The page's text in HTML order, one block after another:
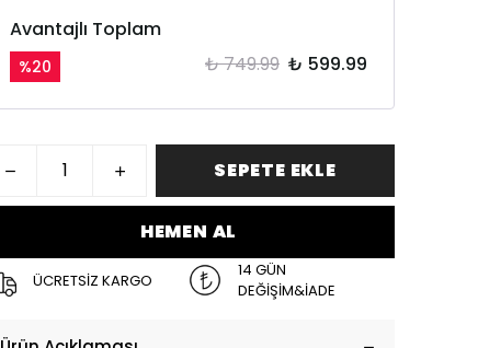
Avantajlı Toplam
%20 ₺ 749.99 ₺ 599.99
SEPETE EKLE
HEMEN AL
ÜCRETSİZ KARGO
14 GÜN
DEĞİŞİM&İADE